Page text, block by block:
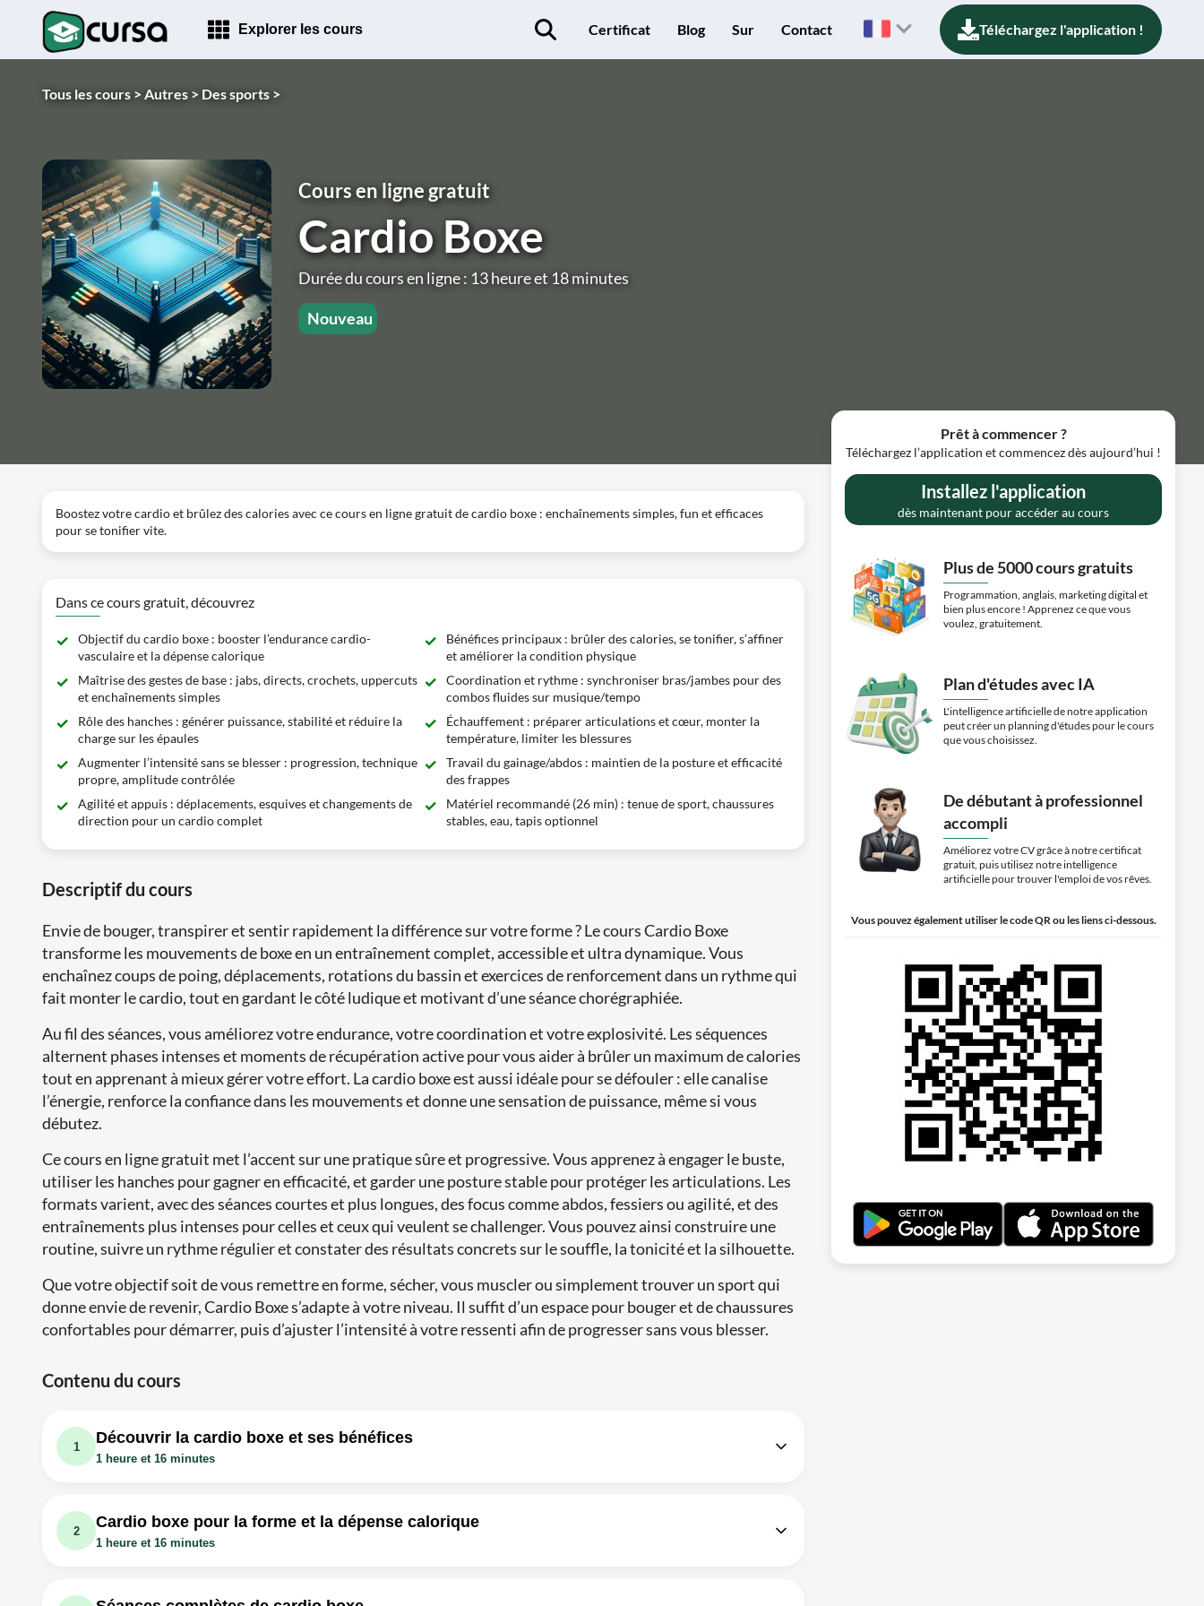
Explorer les cours Certificat Blog Sur Contact Téléchargez l'application !
Tous les cours >Autres > Des sports >
Cours en ligne gratuit
Cardio Boxe
Durée du cours en ligne : 13 heure et 18 minutes
Nouveau
Boostez votre cardio et brûlez des calories avec ce cours en ligne gratuit de cardio boxe : enchaînements simples, fun et efficaces
pour se tonifier vite.
Dans ce cours gratuit, découvrez
Objectif du cardio boxe : booster l’endurance cardio-
vasculaire et la dépense calorique
Bénéfices principaux : brûler des calories, se tonifier, s’affiner
et améliorer la condition physique
Maîtrise des gestes de base : jabs, directs, crochets, uppercuts
et enchaînements simples
Coordination et rythme : synchroniser bras/jambes pour des
combos fluides sur musique/tempo
Rôle des hanches : générer puissance, stabilité et réduire la
charge sur les épaules
Échauffement : préparer articulations et cœur, monter la
température, limiter les blessures
Augmenter l’intensité sans se blesser : progression, technique
propre, amplitude contrôlée
Travail du gainage/abdos : maintien de la posture et efficacité
des frappes
Agilité et appuis : déplacements, esquives et changements de
direction pour un cardio complet
Matériel recommandé (26 min) : tenue de sport, chaussures
stables, eau, tapis optionnel
Descriptif du cours
Envie de bouger, transpirer et sentir rapidement la différence sur votre forme ? Le cours Cardio Boxe
transforme les mouvements de boxe en un entraînement complet, accessible et ultra dynamique. Vous
enchaînez coups de poing, déplacements, rotations du bassin et exercices de renforcement dans un rythme qui
fait monter le cardio, tout en gardant le côté ludique et motivant d’une séance chorégraphiée.
Au fil des séances, vous améliorez votre endurance, votre coordination et votre explosivité. Les séquences
alternent phases intenses et moments de récupération active pour vous aider à brûler un maximum de calories
tout en apprenant à mieux gérer votre effort. La cardio boxe est aussi idéale pour se défouler : elle canalise
l’énergie, renforce la confiance dans les mouvements et donne une sensation de puissance, même si vous
débutez.
Ce cours en ligne gratuit met l’accent sur une pratique sûre et progressive. Vous apprenez à engager le buste,
utiliser les hanches pour gagner en efficacité, et garder une posture stable pour protéger les articulations. Les
formats varient, avec des séances courtes et plus longues, des focus comme abdos, fessiers ou agilité, et des
entraînements plus intenses pour celles et ceux qui veulent se challenger. Vous pouvez ainsi construire une
routine, suivre un rythme régulier et constater des résultats concrets sur le souffle, la tonicité et la silhouette.
Que votre objectif soit de vous remettre en forme, sécher, vous muscler ou simplement trouver un sport qui
donne envie de revenir, Cardio Boxe s’adapte à votre niveau. Il suffit d’un espace pour bouger et de chaussures
confortables pour démarrer, puis d’ajuster l’intensité à votre ressenti afin de progresser sans vous blesser.
Contenu du cours
1
Découvrir la cardio boxe et ses bénéfices
1 heure et 16 minutes
Exercice: Quel est l'objectif principal d'une séance de cardio boxe ?
Leçon vidéo : TRANSPIRER ET S'AMUSER AVEC LA CARDIO BOXE - GYM DIRECT
2
Cardio boxe pour la forme et la dépense calorique
1 heure et 16 minutes
Exercice: Quel est le principal bénéfice physique du cardio boxe selon l'introduction de la séance?
Prêt à commencer ?
Téléchargez l’application et commencez dès aujourd’hui !
Installez l'application
dès maintenant pour accéder au cours
Plus de 5000 cours gratuits
Programmation, anglais, marketing digital et
bien plus encore ! Apprenez ce que vous
voulez, gratuitement.
Plan d'études avec IA
L'intelligence artificielle de notre application
peut créer un planning d'études pour le cours
que vous choisissez.
De débutant à professionnel
accompli
Améliorez votre CV grâce à notre certificat
gratuit, puis utilisez notre intelligence
artificielle pour trouver l'emploi de vos rêves.
Vous pouvez également utiliser le code QR ou les liens ci-dessous.